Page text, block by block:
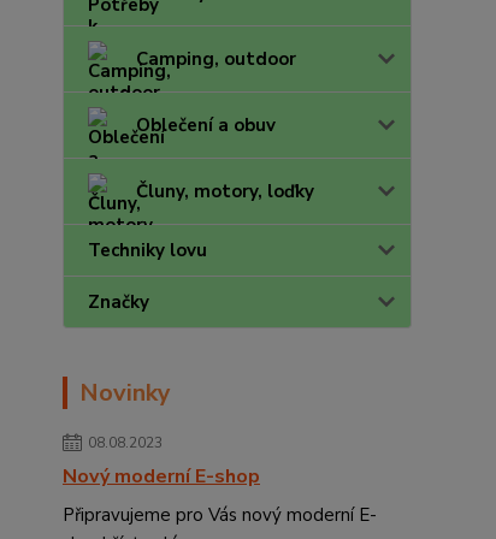
Camping, outdoor
Oblečení a obuv
Čluny, motory, loďky
Techniky lovu
Značky
Novinky
08.08.2023
Nový moderní E-shop
Připravujeme pro Vás nový moderní E-